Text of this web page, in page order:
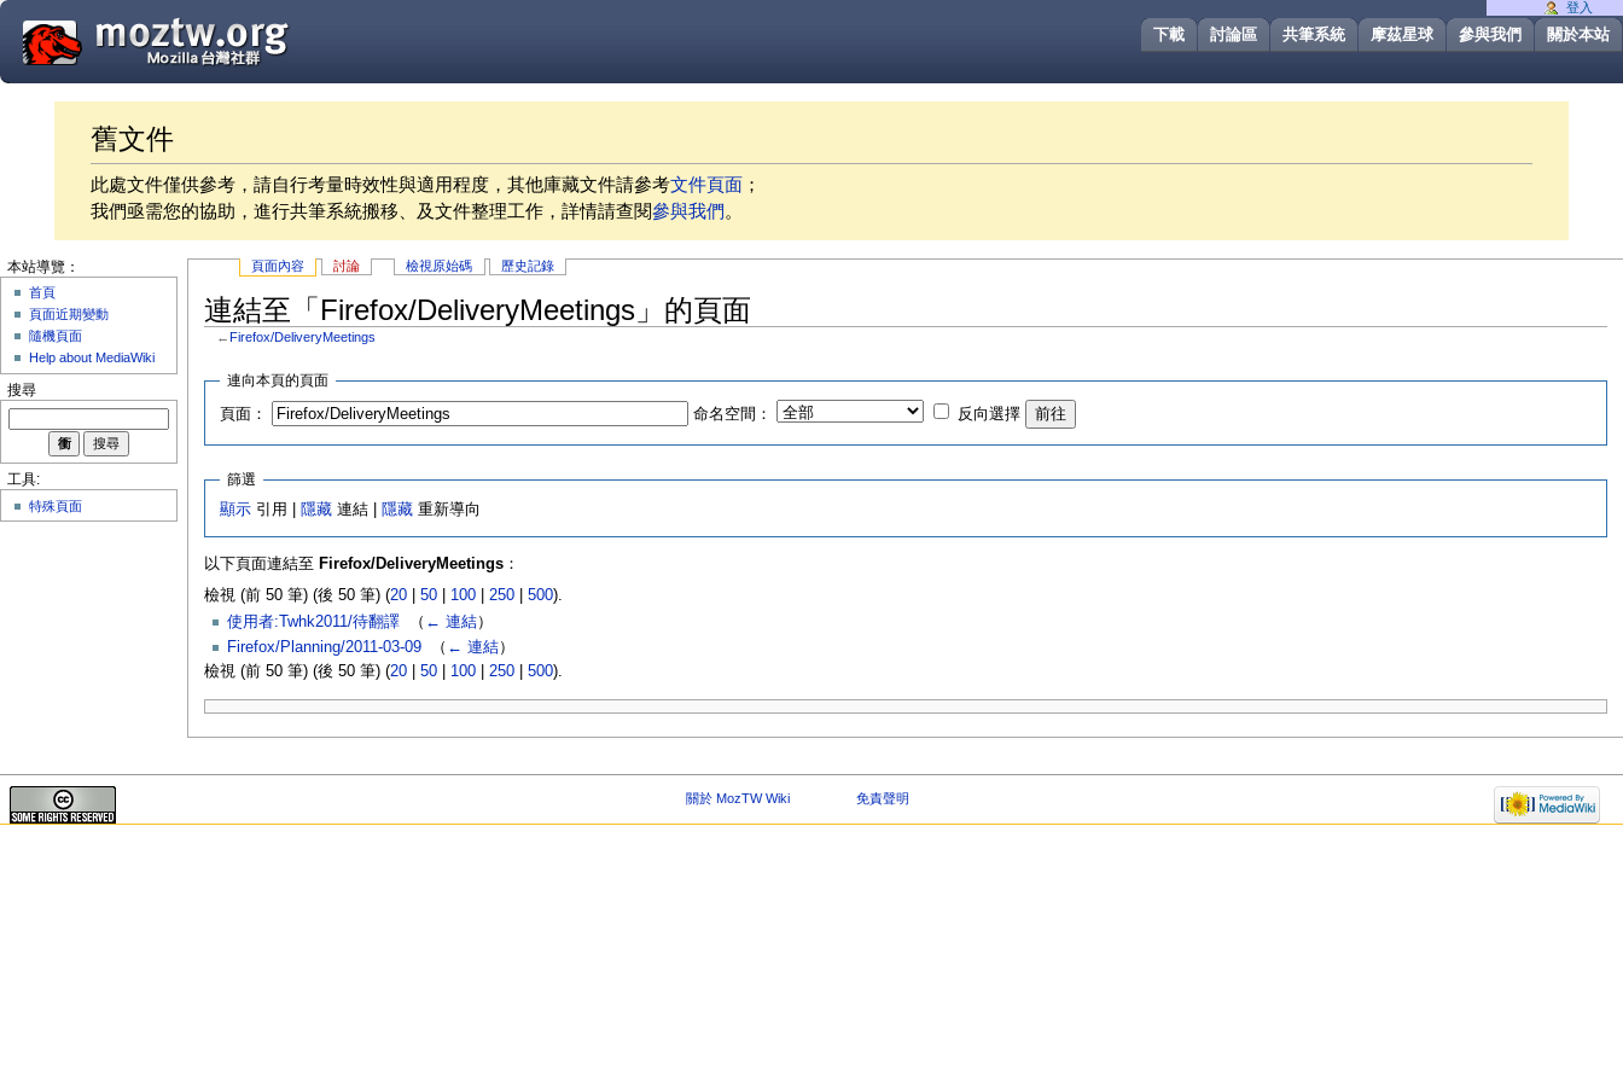
關於本站
參與我們
摩茲星球
共筆系統
討論區
下載
舊文件
此處文件僅供參考，請自行考量時效性與適用程度，其他庫藏文件請參考文件頁面 ；
我們亟需您的協助，進行共筆系統搬移、及文件整理工作，詳情請查閱參與我們。
頁面內容 討論 檢視原始碼 歷史記錄
連結至「Firefox/DeliveryMeetings」的頁面
← Firefox/DeliveryMeetings
連向本頁的頁面
頁面： 命名空間： 反向選擇
篩選
顯示 引用 | 隱藏 連結 | 隱藏 重新導向
以下頁面連結至 Firefox/DeliveryMeetings：
檢視 (前 50 筆) (後 50 筆) (20| 50| 100| 250| 500).
使用者:Twhk2011/待翻譯‎ （ ← 連結）
Firefox/Planning/2011-03-09‎ （ ← 連結）
檢視 (前 50 筆) (後 50 筆) (20| 50| 100| 250| 500).
登入
本站導覽：
首頁
頁面近期變動
隨機頁面
Help about MediaWiki
搜尋
工具:
特殊頁面
關於 MozTW Wiki 免責聲明